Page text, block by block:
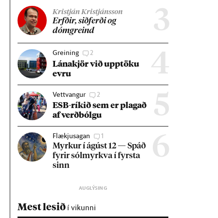
3
Kristján Kristjánsson
Erfð­ir, sið­ferði og
dómgreind
4
Greining 2
Lána­kjör við upp­töku
evru
5
Vettvangur 2
ESB-rík­ið sem er plag­að
af verð­bólgu
6
Flækjusagan 1
Myrk­ur í ág­úst 12 — Spáð
fyr­ir sól­myrkva í fyrsta
sinn
Mest lesið í vikunni